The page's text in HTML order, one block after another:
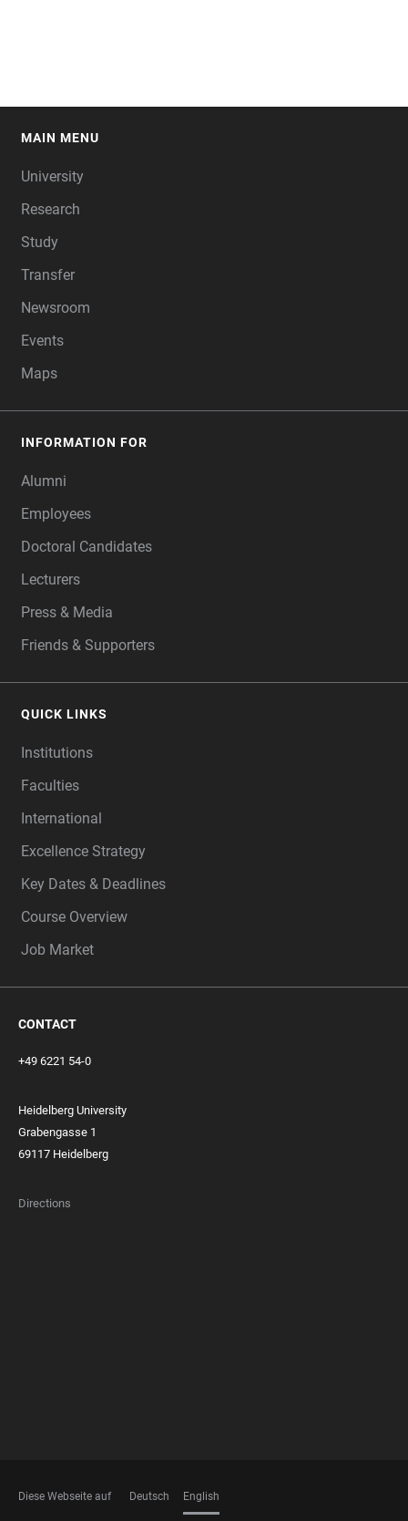
MAIN MENU
University
Research
Study
Transfer
Newsroom
Events
Maps
INFORMATION FOR
Alumni
Employees
Doctoral Candidates
Lecturers
Press & Media
Friends & Supporters
QUICK LINKS
Institutions
Faculties
International
Excellence Strategy
Key Dates & Deadlines
Course Overview
Job Market
CONTACT
+49 6221 54-0
Heidelberg University
Grabengasse 1
69117 Heidelberg
Directions
Diese Webseite auf Deutsch English